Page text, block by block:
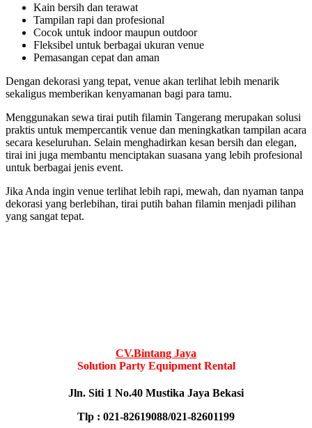
Kain bersih dan terawat
Tampilan rapi dan profesional
Cocok untuk indoor maupun outdoor
Fleksibel untuk berbagai ukuran venue
Pemasangan cepat dan aman
Dengan dekorasi yang tepat, venue akan terlihat lebih menarik
sekaligus memberikan kenyamanan bagi para tamu.
Menggunakan sewa tirai putih filamin Tangerang merupakan solusi
praktis untuk mempercantik venue dan meningkatkan tampilan acara
secara keseluruhan. Selain menghadirkan kesan bersih dan elegan,
tirai ini juga membantu menciptakan suasana yang lebih profesional
untuk berbagai jenis event.
Jika Anda ingin venue terlihat lebih rapi, mewah, dan nyaman tanpa
dekorasi yang berlebihan, tirai putih bahan filamin menjadi pilihan
yang sangat tepat.
CV.Bintang Jaya
Solution Party Equipment Rental
Jln. Siti 1 No.40 Mustika Jaya Bekasi
Tlp : 021-82619088/021-82601199